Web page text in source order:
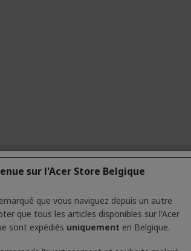
sur l'Acer Store Belgique
que vous naviguez depuis un autre
que tous les articles disponibles sur l'Acer
sont expédiés uniquement en Belgique.